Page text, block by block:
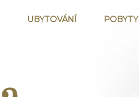
UBYTOVÁNÍ POBYTY